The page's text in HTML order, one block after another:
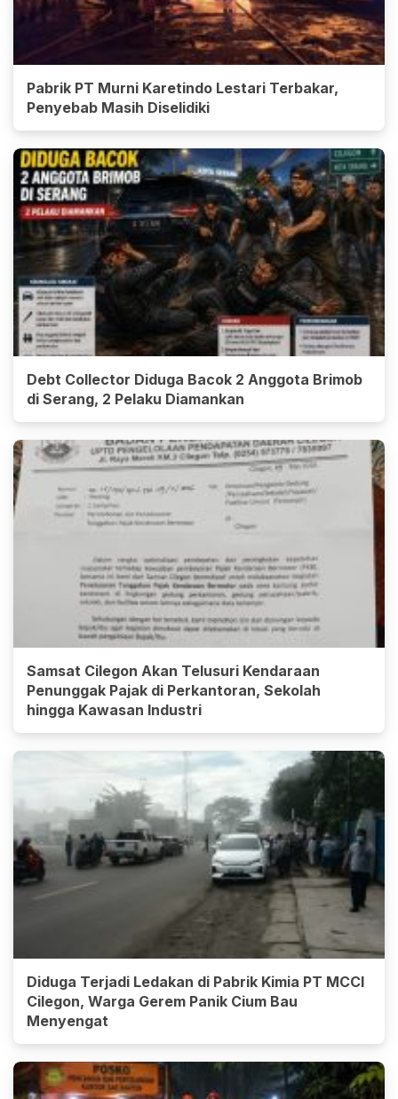
Pabrik PT Murni Karetindo Lestari Terbakar,
Penyebab Masih Diselidiki
Debt Collector Diduga Bacok 2 Anggota Brimob
di Serang, 2 Pelaku Diamankan
Samsat Cilegon Akan Telusuri Kendaraan
Penunggak Pajak di Perkantoran, Sekolah
hingga Kawasan Industri
Diduga Terjadi Ledakan di Pabrik Kimia PT MCCI
Cilegon, Warga Gerem Panik Cium Bau
Menyengat